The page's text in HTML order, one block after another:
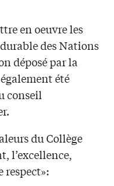
en oeuvre les
des Nations
déposé par la
été
conseil
du Collège
l’excellence,
respect»: